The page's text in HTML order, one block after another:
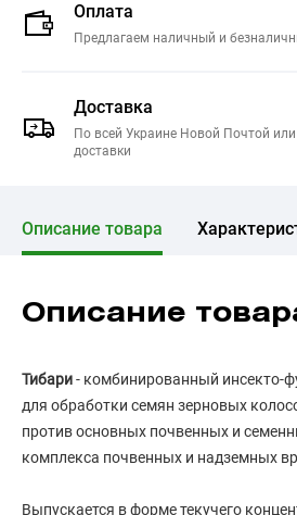
Оплата
Предлагаем наличный и
Доставка
По всей Украине Новой Почтой
доставки
Описание товара
Описание
Тибари- комбинированный инсекто-
для обработки семян зерновых
против основных почвенных и
комплекса почвенных и надземных
Выпускается в форме текучего